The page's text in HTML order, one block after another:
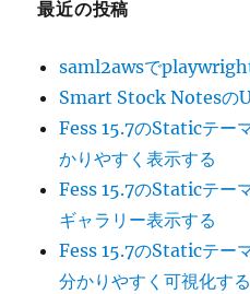
最近の投稿
saml2awsで
Smart Stock Notesの
Fess 15.7のStaticテー
かりやすく表示する
Fess 15.7のStaticテー
ギャラリー表示する
Fess 15.7のStaticテー
分かりやすく可視化する